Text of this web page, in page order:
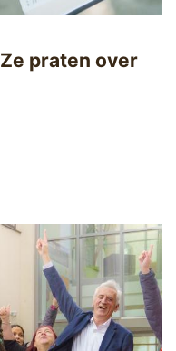
Ze praten over